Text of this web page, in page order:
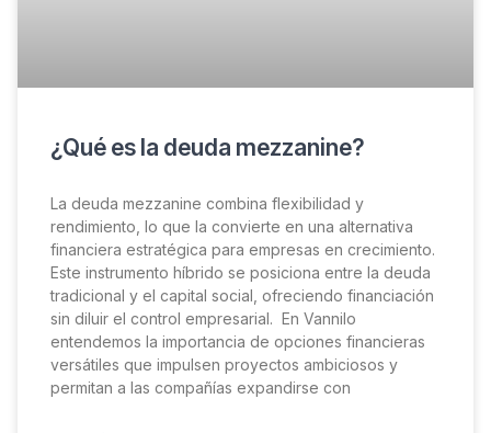
¿Qué es la deuda mezzanine?
La deuda mezzanine combina flexibilidad y
rendimiento, lo que la convierte en una alternativa
financiera estratégica para empresas en crecimiento.
Este instrumento híbrido se posiciona entre la deuda
tradicional y el capital social, ofreciendo financiación
sin diluir el control empresarial. En Vannilo
entendemos la importancia de opciones financieras
versátiles que impulsen proyectos ambiciosos y
permitan a las compañías expandirse con